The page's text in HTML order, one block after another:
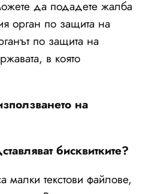
да подадете жалба
орган по защита на
по защита на
в която
на
бисквитките?
малки текстови файлове,